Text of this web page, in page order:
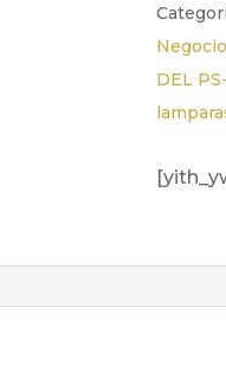
DEL